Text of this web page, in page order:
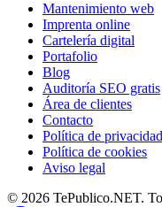
Mantenimiento web
Imprenta online
Cartelería digital
Portafolio
Blog
Auditoría SEO gratis
Área de clientes
Contacto
Política de privacidad
Política de cookies
Aviso legal
© 2026 TePublico.NET.